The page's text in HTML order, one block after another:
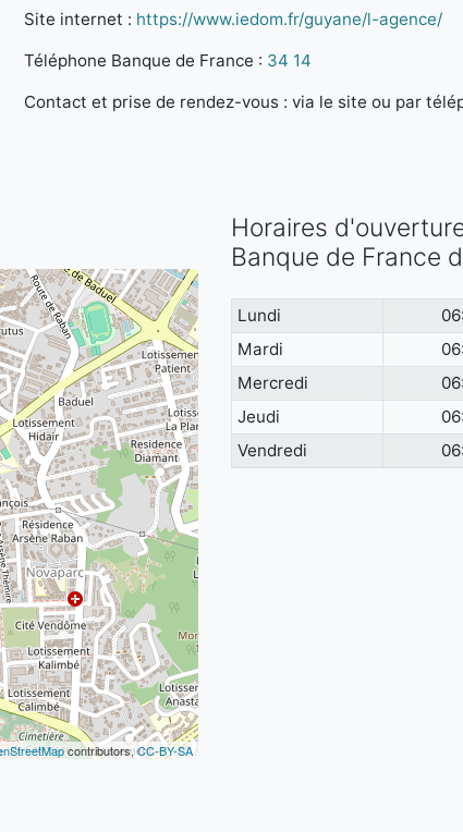
Site internet : https://www.iedom.fr/guyane/l-agence/
Téléphone Banque de France : 34 14
Contact et prise de rendez-vous : via le site ou par
contributors,CC-BY-SA
Horaires
Banque de France
Lundi
Mardi
Mercredi
Jeudi
Vendredi